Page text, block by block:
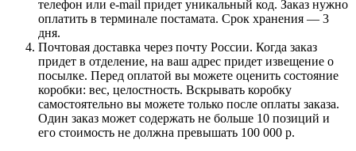
телефон или e-mail придет уникальный код. Заказ нужно
оплатить в терминале постамата. Срок хранения — 3
дня.
Почтовая доставка через почту России. Когда заказ
придет в отделение, на ваш адрес придет извещение о
посылке. Перед оплатой вы можете оценить состояние
коробки: вес, целостность. Вскрывать коробку
самостоятельно вы можете только после оплаты заказа.
Один заказ может содержать не больше 10 позиций и
его стоимость не должна превышать 100 000 р.